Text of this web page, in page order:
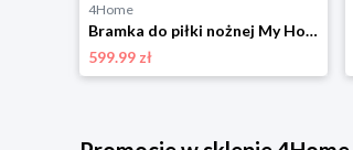
4Home
Bramka do piłki nożnej My Hood 302326 Champion,180 x 12 0 x 70 cm, M
599.99 zł